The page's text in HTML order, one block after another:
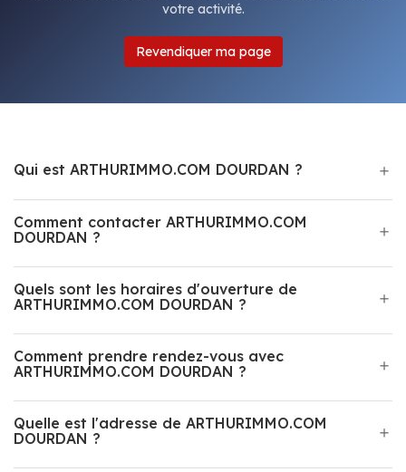
votre activité.
Revendiquer ma page
Qui est ARTHURIMMO.COM DOURDAN ?
Comment contacter ARTHURIMMO.COM
DOURDAN ?
Quels sont les horaires d'ouverture de
ARTHURIMMO.COM DOURDAN ?
Comment prendre rendez-vous avec
ARTHURIMMO.COM DOURDAN ?
Quelle est l'adresse de ARTHURIMMO.COM
DOURDAN ?